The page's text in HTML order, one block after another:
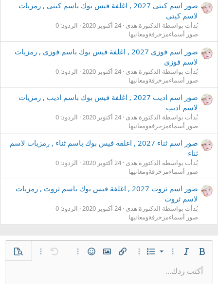
صور اسم كيتى 2027 , اغلفة فيس بوك باسم كيتى , رمزيات
لاسم كيتى
بُدأت بواسطة الدكتورة هدى 24 أكتوبر 2020
الردود: 0
صور أسماءمزخرفةومعانيها
صور اسم فوزى 2027 , اغلفة فيس بوك باسم فوزى , رمزيات
لاسم فوزى
بُدأت بواسطة الدكتورة هدى 24 أكتوبر 2020
الردود: 0
صور أسماءمزخرفةومعانيها
صور اسم اديب 2027 , اغلفة فيس بوك باسم اديب , رمزيات
لاسم اديب
بُدأت بواسطة الدكتورة هدى 24 أكتوبر 2020
الردود: 0
صور أسماءمزخرفةومعانيها
صور اسم ثناء 2027 , اغلفة فيس بوك باسم ثناء , رمزيات لاسم
ثناء
بُدأت بواسطة الدكتورة هدى 24 أكتوبر 2020
الردود: 0
صور أسماءمزخرفةومعانيها
صور اسم ثروت 2027 , اغلفة فيس بوك باسم ثروت , رمزيات
لاسم ثروت
بُدأت بواسطة الدكتورة هدى 24 أكتوبر 2020
الردود: 0
صور أسماءمزخرفةومعانيها
غامق مائل خيارات إضافية…
قائمة
قائمة مرتبة
خيارات إضافية…
إدراج رابطإدراج صورةالإبتساماتخيارات إضافية…
تراجع خيارات إضافية…
معاينة
حجم الخط
9
لون النصعائلة الخط المحاذاة
محاذاة لليسار
تنسيق الفقرة إقتباسميديا إدراج جدول إعادة تبديل الـ BB codeإزالة التنسيقأكتب ردك...